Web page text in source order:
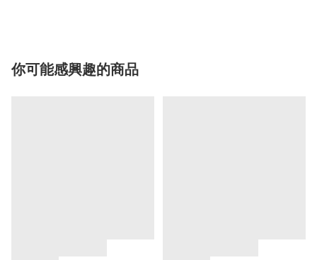
你可能感興趣的商品